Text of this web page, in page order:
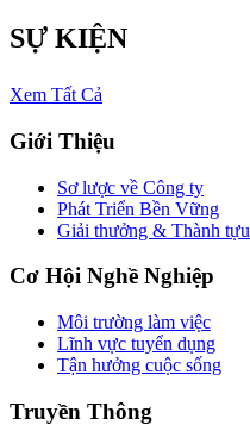
SỰ KIỆN
Xem Tất Cả
Giới Thiệu
Sơ lược về Công ty
Phát Triển Bền Vững
Giải thưởng & Thành tựu
Cơ Hội Nghề Nghiệp
Môi trường làm việc
Lĩnh vực tuyển dụng
Tận hưởng cuộc sống
Truyền Thông